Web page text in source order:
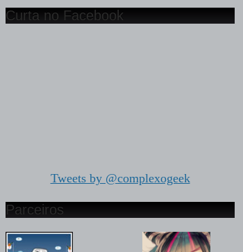
Curta no Facebook
Tweets by @complexogeek
Parceiros